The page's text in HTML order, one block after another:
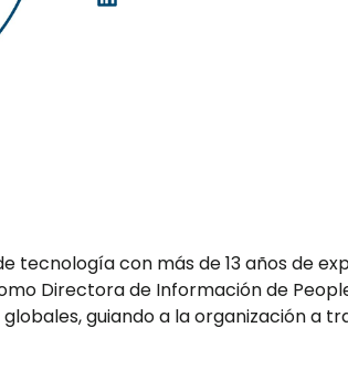
tecnología con más de 13 años de
Directora de Información de
guiando a la organización